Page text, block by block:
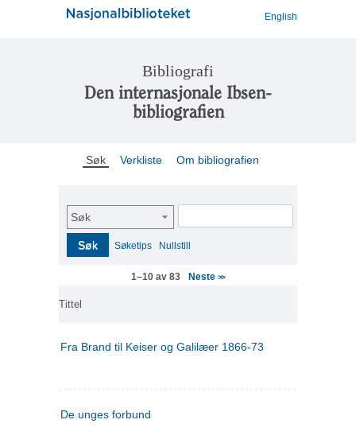
English
Bibliografi
Den internasjonale Ibsen-
bibliografien
Søk Verkliste Om bibliografien
Søk
Søk Søketips Nullstill
1–10 av 83 Neste>>
Tittel
Fra Brand til Keiser og Galilæer 1866-73
De unges forbund